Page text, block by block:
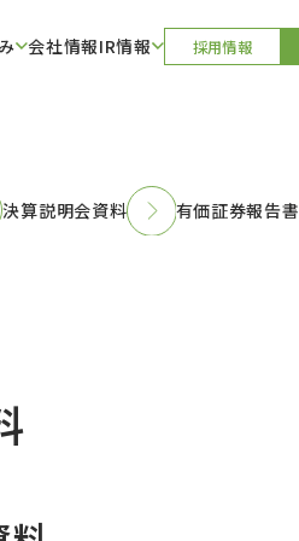
会社情報IR情報 採用情報
決算説明会資料 有価証券報告書